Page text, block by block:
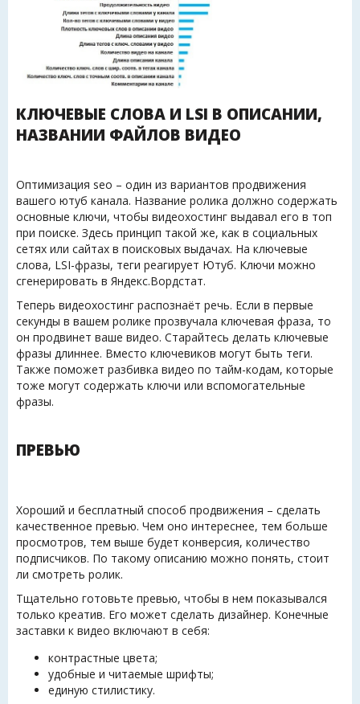
КЛЮЧЕВЫЕ СЛОВА И LSI В ОПИСАНИИ,
НАЗВАНИИ ФАЙЛОВ ВИДЕО
Оптимизация seo – один из вариантов продвижения
вашего ютуб канала. Название ролика должно содержать
основные ключи, чтобы видеохостинг выдавал его в топ
при поиске. Здесь принцип такой же, как в социальных
сетях или сайтах в поисковых выдачах. На ключевые
слова, LSI-фразы, теги реагирует Ютуб. Ключи можно
сгенерировать в Яндекс.Вордстат.
Теперь видеохостинг распознаёт речь. Если в первые
секунды в вашем ролике прозвучала ключевая фраза, то
он продвинет ваше видео. Старайтесь делать ключевые
фразы длиннее. Вместо ключевиков могут быть теги.
Также поможет разбивка видео по тайм-кодам, которые
тоже могут содержать ключи или вспомогательные
фразы.
ПРЕВЬЮ
Хороший и бесплатный способ продвижения – сделать
качественное превью. Чем оно интереснее, тем больше
просмотров, тем выше будет конверсия, количество
подписчиков. По такому описанию можно понять, стоит
ли смотреть ролик.
Тщательно готовьте превью, чтобы в нем показывался
только креатив. Его может сделать дизайнер. Конечные
заставки к видео включают в себя:
контрастные цвета;
удобные и читаемые шрифты;
единую стилистику.